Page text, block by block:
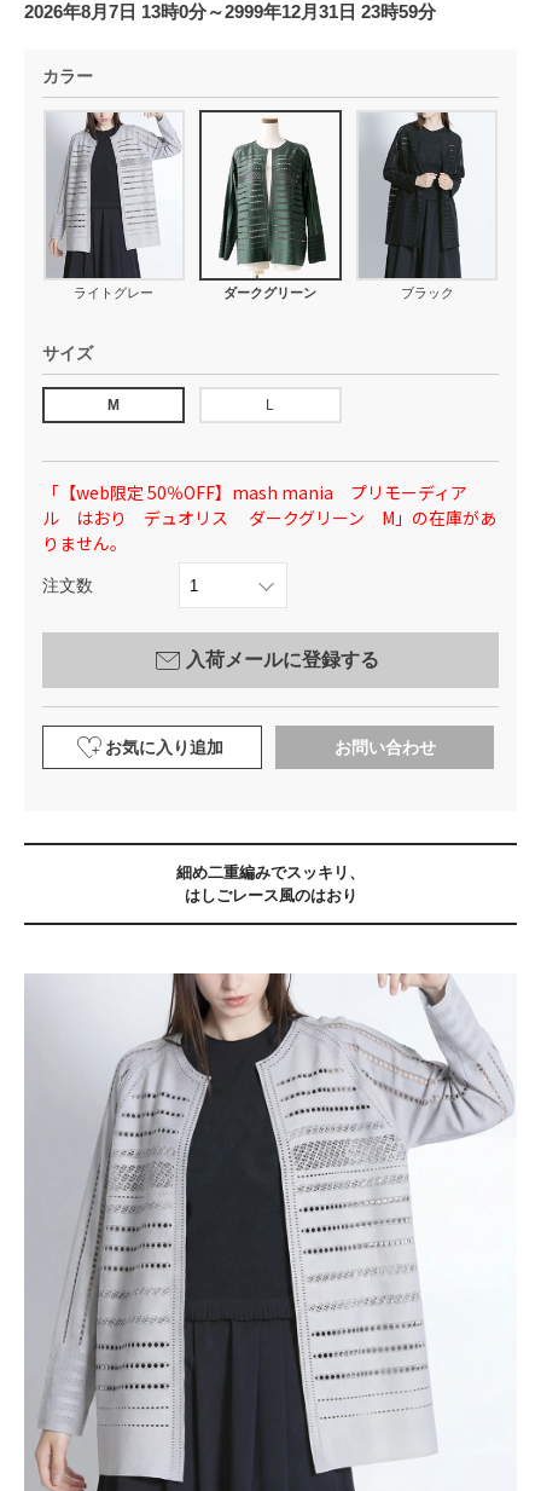
2026年8月7日 13時0分～2999年12月31日 23時59分
カラー
ライトグレー ダークグリーン ブラック
サイズ
M L
「【web限定 50％OFF】mash mania プリモーディア
ル はおり デュオリス ダークグリーン M」の在庫があ
りません。
注文数
入荷メールに登録する
お気に入り追加 お問い合わせ
細め二重編みでスッキリ、
はしごレース風のはおり